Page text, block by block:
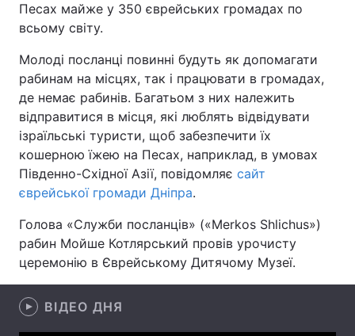
Україна Політика
Економіка Світ
Спорт Наука
Техно і зв'язок Лайт
Зброя Інциденти
Здоров'я Туризм
Песах майже у 350 єврейських громадах по
всьому світу.
Молоді посланці повинні будуть як допомагати
рабинам на місцях, так і працювати в громадах,
де немає рабинів. Багатьом з них належить
відправитися в місця, які люблять відвідувати
ізраїльські туристи, щоб забезпечити їх
кошерною їжею на Песах, наприклад, в умовах
Південно-Східної Азії, повідомляє сайт
єврейської громади Дніпра.
Голова «Служби посланців» («Merkos Shlichus»)
рабин Мойше Котлярський провів урочисту
церемонію в Єврейському Дитячому Музеї.
ВІДЕО ДНЯ